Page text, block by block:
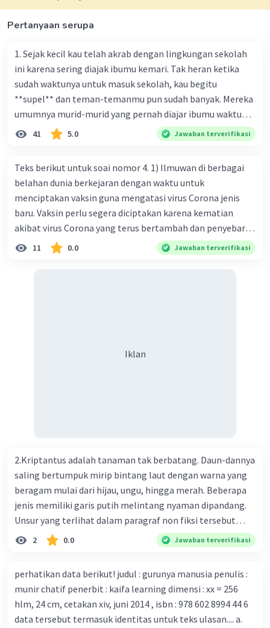
Pertanyaan serupa
1. Sejak kecil kau telah akrab dengan lingkungan sekolah
ini karena sering diajak ibumu kemari. Tak heran ketika
sudah waktunya untuk masuk sekolah, kau begitu
**supel** dan teman-temanmu pun sudah banyak. Mereka
umumnya murid-murid yang pernah diajar ibumu waktu
kelas satu. Sedangkan aku? Aku waktu itu baru saja pindah
ke kota kecil ini. Makna kata bercetak tebal dalam kutipan
baik
41 5.0 Jawaban terverifikasi
Teks berikut untuk soai nomor 4. 1) Ilmuwan di berbagai
belahan dunia berkejaran dengan waktu untuk
menciptakan vaksin guna mengatasi virus Corona jenis
baru. Vaksin perlu segera diciptakan karena kematian
akibat virus Corona yang terus bertambah dan penyebaran
virus yang kian meluas. 2) Pada Jum'at (7-2-2020), Komisi
Kesehatan Nasional Cina mencatat jumlah kematian
ilmuwan bekerja dalam kecepatan penuh untuk
bersama sejumlah perusahaan biotek dan vaksin.
Beberapa waktu lalu, Kepala Laboratorium Identifikasi
Virus dari Institut Peter Doherty untuk Infeksi dan
kekebalan, Melbourne, Julian Druce, menyatakan mereka
mengembangkan virus Corona versi laboratorium dari
tubuh pasien yang terinfeksi untuk uji coba. Tanggapan
yang sesuai dengan berita tersebut adalah ... A.
serangan virus Corona dengan menemukan vaksin virus
tersebut. B. Para ilmuan perlu segera mempelajari virus
corona yang menjadi masalah besar bagi kesehatan dunia
karena persebarannya sangat cepat. C. Masyarakat perlu
11 0.0 Jawaban terverifikasi
Iklan
2.Kriptantus adalah tanaman tak berbatang. Daun-dannya
saling bertumpuk mirip bintang laut dengan warna yang
beragam mulai dari hijau, ungu, hingga merah. Beberapa
jenis memiliki garis putih melintang nyaman dipandang.
Unsur yang terlihat dalam paragraf non fiksi tersebut
adalah... A. cara menyajikan isi buku B. bahasa yang
digunakan C. tokoh dan penokohan D. penyajian alur cerita
2 0.0 Jawaban terverifikasi
perhatikan data berikut! judul : gurunya manusia penulis :
munir chatif penerbit : kaifa learning dimensi : xx = 256
hlm, 24 cm, cetakan xiv, juni 2014 , isbn : 978 602 8994 44 6
data tersebut termasuk identitas untuk teks ulasan.... a.